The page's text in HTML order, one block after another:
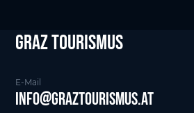
Graz tourismus
E-Mail
info@graztourismus.at